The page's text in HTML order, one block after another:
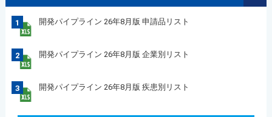
1 開発パイプライン 26年8月版 申請品リスト
2 開発パイプライン 26年8月版 企業別リスト
3 開発パイプライン 26年8月版 疾患別リスト